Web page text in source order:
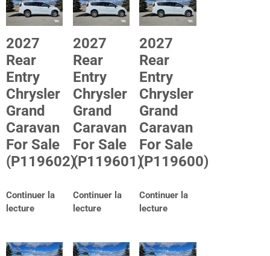
2027
Rear
Entry
Chrysler
Grand
Caravan
For Sale
(P119602)
Continuer la
lecture
2027
Rear
Entry
Chrysler
Grand
Caravan
For Sale
(P119601)
Continuer la
lecture
2027
Rear
Entry
Chrysler
Grand
Caravan
For Sale
(P119600)
Continuer la
lecture